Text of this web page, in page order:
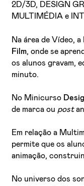
2D/3D, DESIGN
MULTIMÉDIA e
Na área de Vídeo,
Film, onde se
os alunos gravam,
minuto.
No Minicurso
de marca ou post
Em relação a
permite que os
animação,
No universo dos